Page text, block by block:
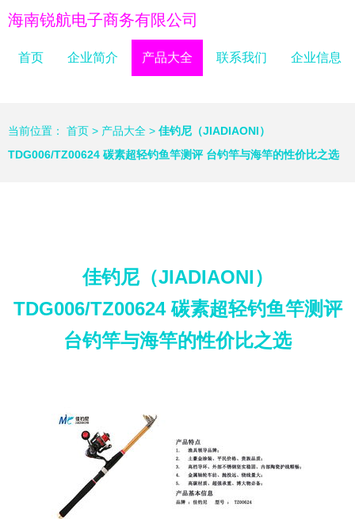
海南锐航电子商务有限公司
首页 企业简介 产品大全 联系我们 企业信息
当前位置： 首页 > 产品大全 > 佳钓尼（JIADIAONI）
TDG006/TZ00624 碳素超轻钓鱼竿测评 台钓竿与海竿的性价比之选
佳钓尼（JIADIAONI）
TDG006/TZ00624 碳素超轻钓鱼竿测评
台钓竿与海竿的性价比之选